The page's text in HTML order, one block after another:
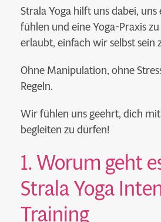
Strala Yoga hilft uns dabei, uns
fühlen und eine Yoga-Praxis
erlaubt, einfach wir selbst sein
Ohne Manipulation, ohne
Regeln.
Wir fühlen uns geehrt, dich
begleiten zu dürfen!
1. Worum geht
Strala Yoga
Training